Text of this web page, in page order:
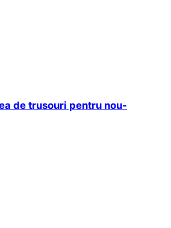
de trusouri pentru nou-